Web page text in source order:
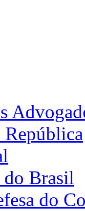
República
do Brasil
do